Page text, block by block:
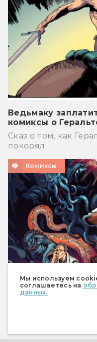
Мы используем
соглашаетесь на
данных.
Ведьмаку
комиксы о
Сказ о том, как
покорял
Комиксы